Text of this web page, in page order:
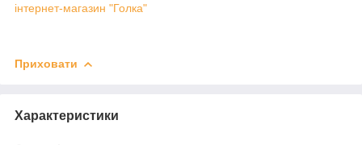
інтернет-магазин "Голка"
Приховати
Характеристики